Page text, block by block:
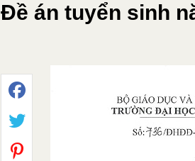
Đề án tuyển sinh